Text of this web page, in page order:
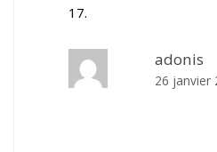
adonis
26 janvier